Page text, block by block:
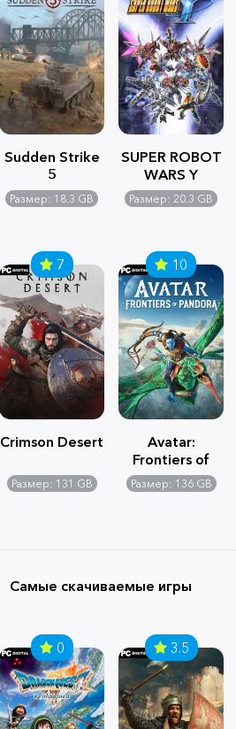
Sudden Strike
5
Размер: 18.3 GB
SUPER ROBOT
WARS Y
Размер: 20.3 GB
7
Crimson Desert
Размер: 131 GB
10
Avatar:
Frontiers of
Pandora
Размер: 136 GB
Самые скачиваемые игры
0 3.5